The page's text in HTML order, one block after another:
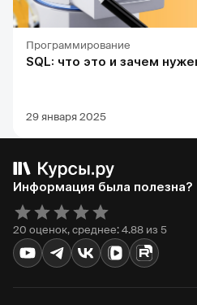
Программирование
SQL: что это и зачем
29 января 2025
Информация была полезна?
20 оценок, среднее: 4.88 из 5